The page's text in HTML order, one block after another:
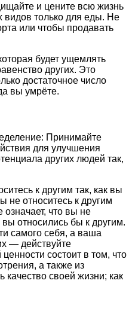
и цените всю жизнь
видов только для еды. Не
или чтобы продавать
будет ущемлять
других. Это
достаточное число
вы умрёте.
Принимайте
для улучшения
других людей так,
к другим так, как вы
не относитесь к другим
что вы не
относились бы к другим.
самого себя, а ваша
— действуйте
состоит в том, что
а также из
качество своей жизни; как